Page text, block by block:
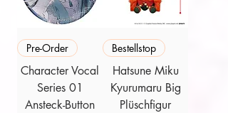
Pre-Order
Character Vocal
Series 01
Ansteck-Button
Bestellstop
Hatsune Miku
Kyurumaru Big
Plüschfigur